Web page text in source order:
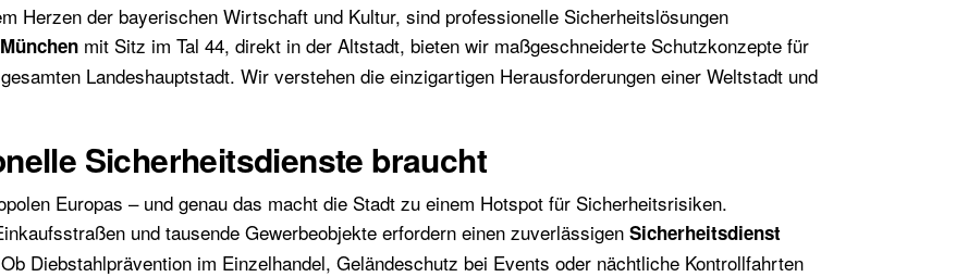
Herzen der bayerischen Wirtschaft und Kultur, sind professionelle Sicherheitslösungen
mit Sitz im Tal 44, direkt in der Altstadt, bieten wir maßgeschneiderte Schutzkonzepte für
Landeshauptstadt. Wir verstehen die einzigartigen Herausforderungen einer Weltstadt und
Sicherheitsdienste braucht
Europas – und genau das macht die Stadt zu einem Hotspot für Sicherheitsrisiken.
und tausende Gewerbeobjekte erfordern einen zuverlässigen Sicherheitsdienst
Diebstahlprävention im Einzelhandel, Geländeschutz bei Events oder nächtliche Kontrollfahrten